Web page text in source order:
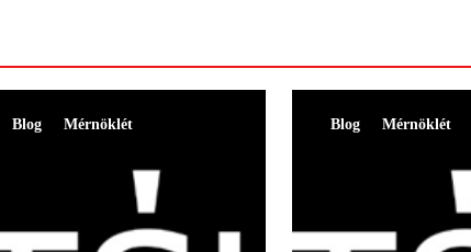
Blog Mérnöklét Blog Mérnöklét